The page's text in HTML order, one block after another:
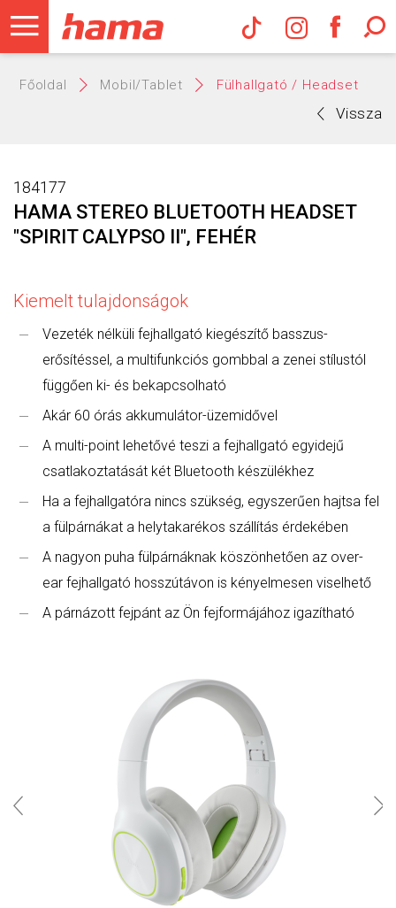
Hama
Főoldal Mobil/Tablet Fülhallgató / Headset
Vissza
184177
HAMA STEREO BLUETOOTH HEADSET
"SPIRIT CALYPSO II", FEHÉR
Kiemelt tulajdonságok
Vezeték nélküli fejhallgató kiegészítő basszus-
erősítéssel, a multifunkciós gombbal a zenei stílustól
függően ki- és bekapcsolható
Akár 60 órás akkumulátor-üzemidővel
A multi-point lehetővé teszi a fejhallgató egyidejű
csatlakoztatását két Bluetooth készülékhez
Ha a fejhallgatóra nincs szükség, egyszerűen hajtsa fel
a fülpárnákat a helytakarékos szállítás érdekében
A nagyon puha fülpárnáknak köszönhetően az over-
ear fejhallgató hosszútávon is kényelmesen viselhető
A párnázott fejpánt az Ön fejformájához igazítható